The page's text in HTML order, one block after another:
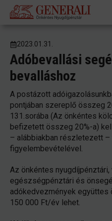
Kilépés
2023.01.31.
Adóbevallási
bevalláshoz
A postázott
pontjában szereplő összeg
131.sorába (Az önkéntes
befizetett összeg 20%-a)
– alábbiakban részletezett –
figyelembevételével.
Az önkéntes nyugdíjpénztári,
egészségpénztári és
adókedvezmények
150 000 Ft/év lehet.